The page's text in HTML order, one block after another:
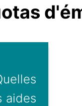
aides